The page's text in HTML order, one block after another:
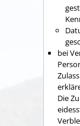
bei
Die